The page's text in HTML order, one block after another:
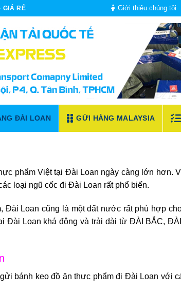
GIÁ RẺ Giới thiệu chúng tôi
ĐÀI LOAN GỬI HÀNG MALAYSIA
phẩm Việt tại Đài Loan ngày càng lớn hơn.
loại ngũ cốc đi Đài Loan rất phổ biến.
Loan cũng là một đất nước rất phù hợp
Đài Loan khá đông và trải dài từ ĐÀI BẮC,
gửi bánh kẹo đồ ăn thực phẩm đi Đài Loan với